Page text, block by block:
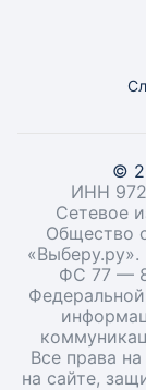
©
ИНН
Сетевое
Общество
ФС 77 —
Все права
на сайте,